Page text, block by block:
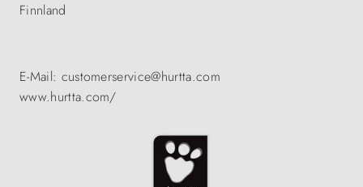
Finnland
E-Mail: customerservice@hurtta.com
www.hurtta.com/